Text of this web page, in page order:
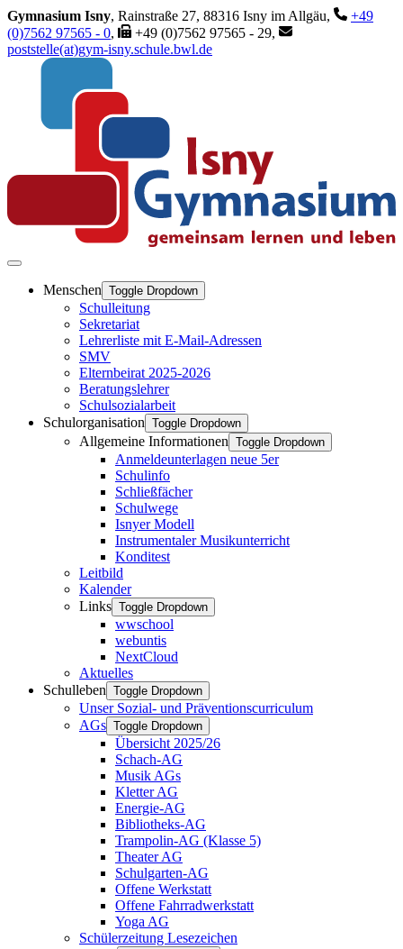
Gymnasium Isny, Rainstraße 27, 88316 Isny im Allgäu,
+49
(0)7562 97565 - 0,
+49 (0)7562 97565 - 29,
poststelle(at)gym-isny.schule.bwl.de
Menschen Toggle Dropdown
Schulleitung
Sekretariat
Lehrerliste mit E-Mail-Adressen
SMV
Elternbeirat 2025-2026
Beratungslehrer
Schulsozialarbeit
Schulorganisation Toggle Dropdown
Allgemeine Informationen Toggle Dropdown
Anmeldeunterlagen neue 5er
Schulinfo
Schließfächer
Schulwege
Isnyer Modell
Instrumentaler Musikunterricht
Konditest
Leitbild
Kalender
Links Toggle Dropdown
wwschool
webuntis
NextCloud
Aktuelles
Schulleben Toggle Dropdown
Unser Sozial- und Präventionscurriculum
AGs Toggle Dropdown
Übersicht 2025/26
Schach-AG
Musik AGs
Kletter AG
Energie-AG
Bibliotheks-AG
Trampolin-AG (Klasse 5)
Theater AG
Schulgarten-AG
Offene Werkstatt
Offene Fahrradwerkstatt
Yoga AG
Schülerzeitung Lesezeichen